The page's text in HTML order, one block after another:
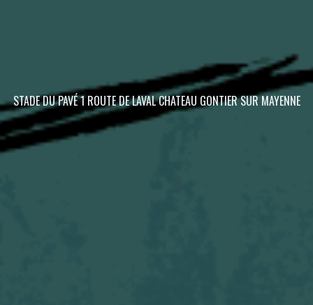
STADE DU PAVÉ 1 ROUTE DE LAVAL CHATEAU GONTIER SUR MAYENNE